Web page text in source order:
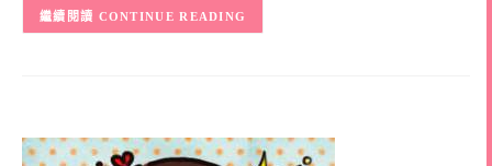
CONTINUE READING